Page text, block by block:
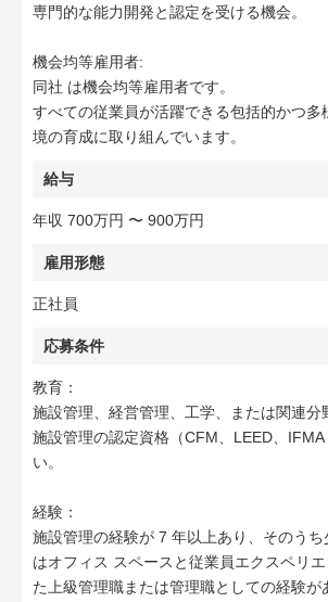
専門的な能力開発と認定を受ける機会。
機会均等雇用者:
同社 は機会均等雇用者です。
すべての従業員が活躍できる包括的かつ多
境の育成に取り組んでいます。
給与
年収 700万円 〜 900万円
雇用形態
正社員
応募条件
教育：
施設管理、経営管理、工学、または関連分
施設管理の認定資格（CFM、LEED、IFMA
い。
経験：
施設管理の経験が 7 年以上あり、そのうち
はオフィス スペースと従業員エクスペリ
た上級管理職または管理職としての経験が